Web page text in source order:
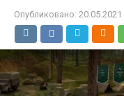
Опубликовано: 20.05.2021